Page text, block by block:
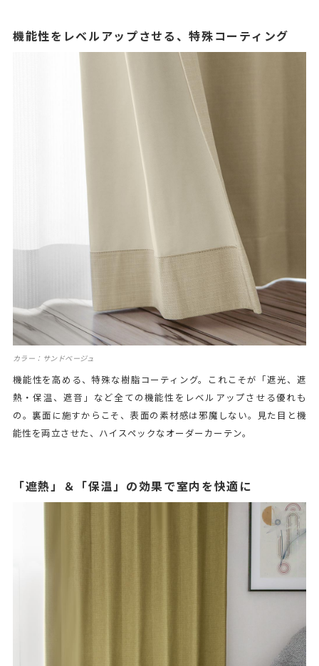
機能性をレベルアップさせる、特殊コーティング
カラー：サンドベージュ
機能性を高める、特殊な樹脂コーティング。これこそが「遮光、遮
熱・保温、遮音」など全ての機能性をレベルアップさせる優れも
の。裏面に施すからこそ、表面の素材感は邪魔しない。見た目と機
能性を両立させた、ハイスペックなオーダーカーテン。
「遮熱」＆「保温」の効果で室内を快適に